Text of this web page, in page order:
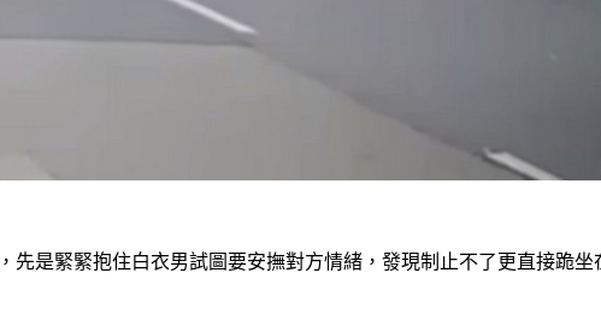
是緊緊抱住白衣男試圖要安撫對方情緒，發現制止不了更直接跪